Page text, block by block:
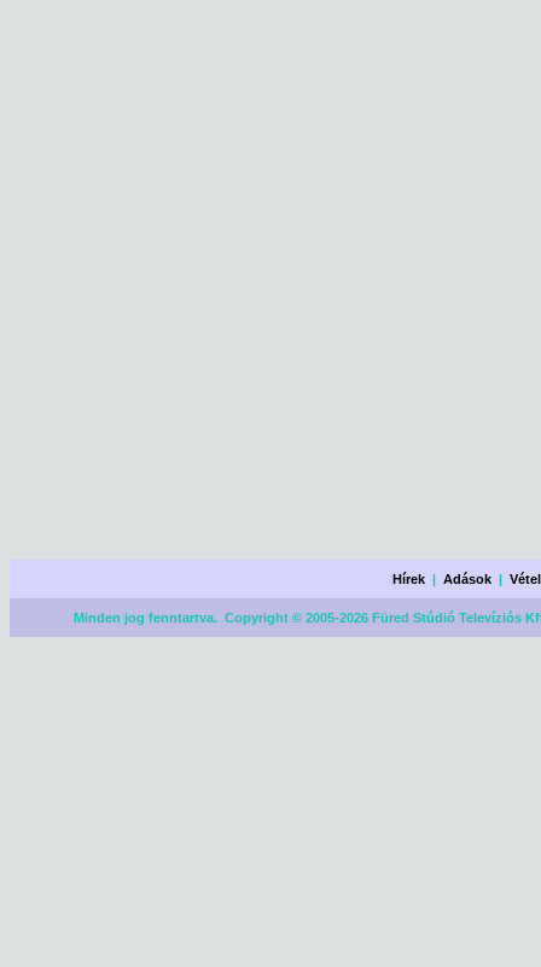
Hírek |Adások |
Minden jog fenntartva. Copyright © 2005-2026 Füred Stúdió Televíziós